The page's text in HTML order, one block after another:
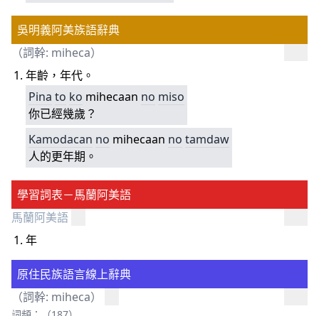
吳明義阿美族語辭典
（詞幹: miheca）
年齡，年代。
Pina to ko mihecaan no miso
你已經幾歲？
Kamodacan no mihecaan no tamdaw
人的更年期。
學習詞表－馬蘭阿美語
馬蘭阿美語
年
原住民族語言線上辭典
（詞幹: miheca）